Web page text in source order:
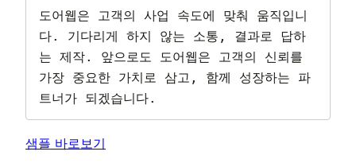
도어웹은 고객의 사업 속도에 맞춰 움직입니
다. 기다리게 하지 않는 소통, 결과로 답하
는 제작. 앞으로도 도어웹은 고객의 신뢰를
가장 중요한 가치로 삼고, 함께 성장하는 파
트너가 되겠습니다.
샘플 바로보기